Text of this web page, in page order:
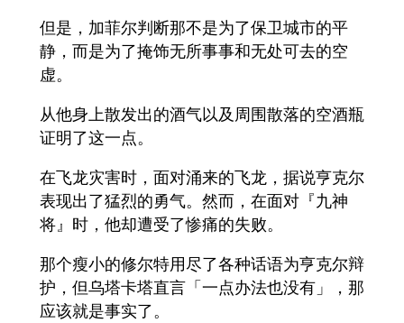
但是，加菲尔判断那不是为了保卫城市的平
静，而是为了掩饰无所事事和无处可去的空
虚。
从他身上散发出的酒气以及周围散落的空酒瓶
证明了这一点。
在飞龙灾害时，面对涌来的飞龙，据说亨克尔
表现出了猛烈的勇气。然而，在面对『九神
将』时，他却遭受了惨痛的失败。
那个瘦小的修尔特用尽了各种话语为亨克尔辩
护，但乌塔卡塔直言「一点办法也没有」，那
应该就是事实了。